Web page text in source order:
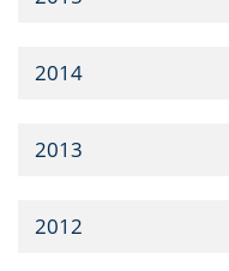
2014
2013
2012